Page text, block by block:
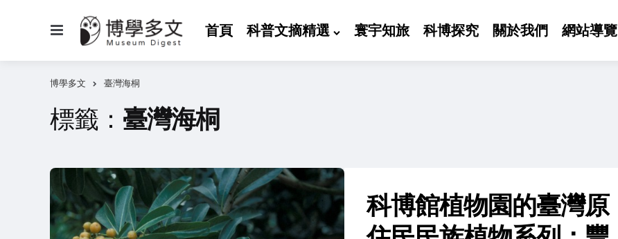
首頁 科普文摘精選 寰宇知旅 科博探究 關於我們 網站導覽
博學多文 臺灣海桐
標籤： 臺灣海桐
科博館植物園的臺灣原